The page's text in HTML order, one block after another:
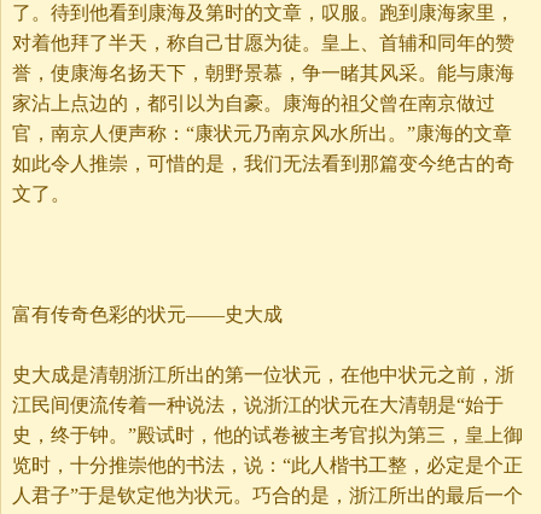
了。待到他看到康海及第时的文章，叹服。跑到康海家里，
对着他拜了半天，称自己甘愿为徒。皇上、首辅和同年的赞
誉，使康海名扬天下，朝野景慕，争一睹其风采。能与康海
家沾上点边的，都引以为自豪。康海的祖父曾在南京做过
官，南京人便声称：“康状元乃南京风水所出。”康海的文章
如此令人推崇，可惜的是，我们无法看到那篇变今绝古的奇
文了。
富有传奇色彩的状元——史大成
史大成是清朝浙江所出的第一位状元，在他中状元之前，浙
江民间便流传着一种说法，说浙江的状元在大清朝是“始于
史，终于钟。”殿试时，他的试卷被主考官拟为第三，皇上御
览时，十分推崇他的书法，说：“此人楷书工整，必定是个正
人君子”于是钦定他为状元。巧合的是，浙江所出的最后一个